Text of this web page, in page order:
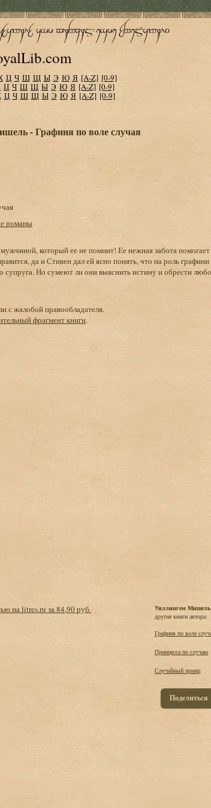
Ц Ч Ш Щ Ы Э Ю Я [A-Z] [0-9]
Ц Ч Ш Щ Ы Э Ю Я [A-Z] [0-9]
Ц Ч Ш Щ Ы Э Ю Я [A-Z] [0-9]
- Графиня по воле случая
романы
который ее не помнит! Ее нежная забота помогает
да и Стивен дал ей ясно понять, что на роль
супруга. Но сумеют ли они выяснить истину и обрести
с жалобой правообладателя.
фрагмент книги.
на litres.ru за 84,90 руб.
Уиллингем Мишель
другие книги автора:
Графиня по воле
Принцесса по случаю
Случайный принц
Поделиться